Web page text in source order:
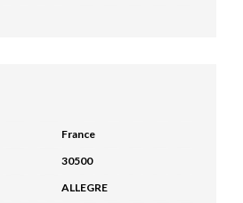
France
30500
ALLEGRE